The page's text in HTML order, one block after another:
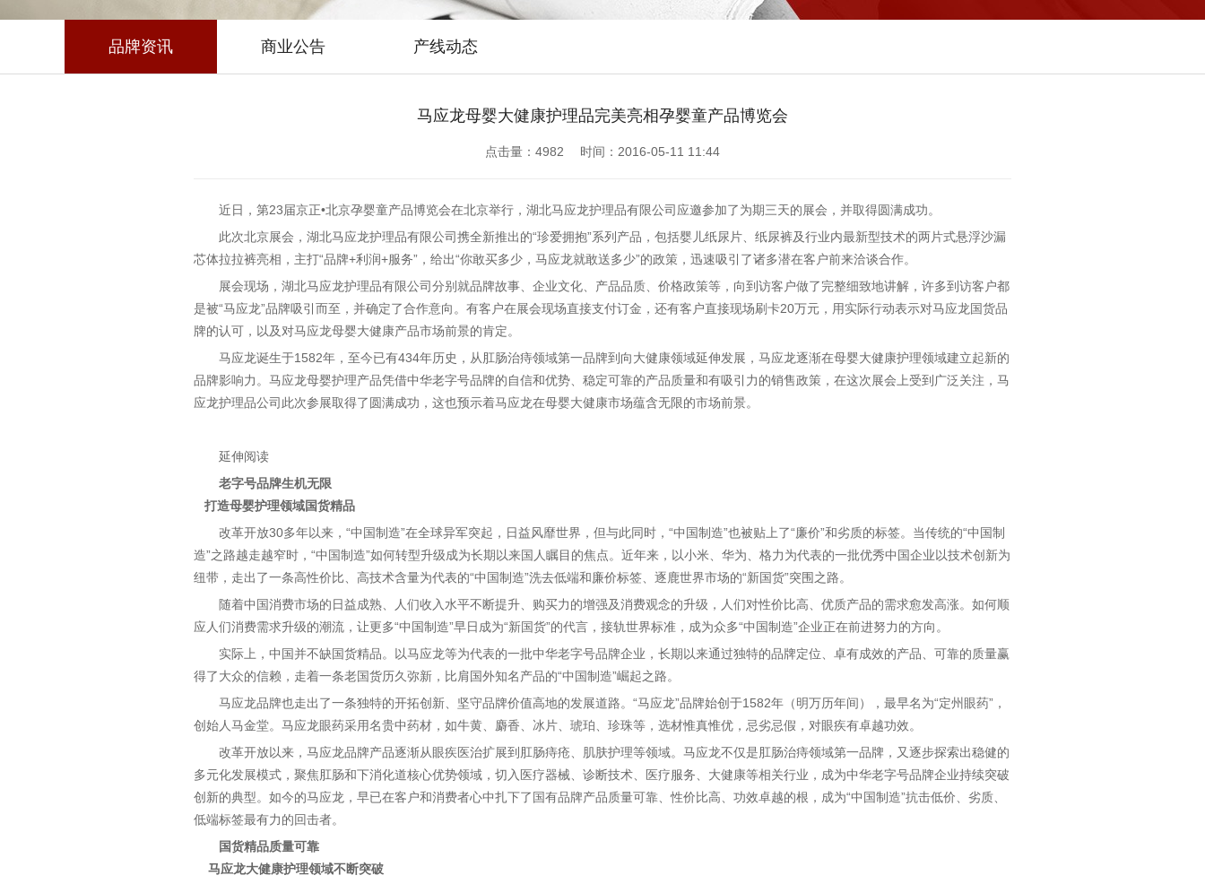
品牌资讯 商业公告 产线动态
马应龙母婴大健康护理品完美亮相孕婴童产品博览会
点击量： 4982 时间：2016-05-11 11:44
近日，第23届京正•北京孕婴童产品博览会在北京举行，湖北马应龙护理品有限公司应邀参加了为期三天的展会，并取得圆满成功。
此次北京展会，湖北马应龙护理品有限公司携全新推出的“珍爱拥抱”系列产品，包括婴儿纸尿片、纸尿裤及行业内最新型技术的两片式悬浮沙漏
芯体拉拉裤亮相，主打“品牌+利润+服务”，给出“你敢买多少，马应龙就敢送多少”的政策，迅速吸引了诸多潜在客户前来洽谈合作。
展会现场，湖北马应龙护理品有限公司分别就品牌故事、企业文化、产品品质、价格政策等，向到访客户做了完整细致地讲解，许多到访客户都
是被“马应龙”品牌吸引而至，并确定了合作意向。有客户在展会现场直接支付订金，还有客户直接现场刷卡20万元，用实际行动表示对马应龙国货品
牌的认可，以及对马应龙母婴大健康产品市场前景的肯定。
马应龙诞生于1582年，至今已有434年历史，从肛肠治痔领域第一品牌到向大健康领域延伸发展，马应龙逐渐在母婴大健康护理领域建立起新的
品牌影响力。马应龙母婴护理产品凭借中华老字号品牌的自信和优势、稳定可靠的产品质量和有吸引力的销售政策，在这次展会上受到广泛关注，马
应龙护理品公司此次参展取得了圆满成功，这也预示着马应龙在母婴大健康市场蕴含无限的市场前景。
延伸阅读
老字号品牌生机无限
打造母婴护理领域国货精品
改革开放30多年以来，“中国制造”在全球异军突起，日益风靡世界，但与此同时，“中国制造”也被贴上了“廉价”和劣质的标签。当传统的“中国制
造”之路越走越窄时，“中国制造”如何转型升级成为长期以来国人瞩目的焦点。近年来，以小米、华为、格力为代表的一批优秀中国企业以技术创新为
纽带，走出了一条高性价比、高技术含量为代表的“中国制造”洗去低端和廉价标签、逐鹿世界市场的“新国货”突围之路。
随着中国消费市场的日益成熟、人们收入水平不断提升、购买力的增强及消费观念的升级，人们对性价比高、优质产品的需求愈发高涨。如何顺
应人们消费需求升级的潮流，让更多“中国制造”早日成为“新国货”的代言，接轨世界标准，成为众多“中国制造”企业正在前进努力的方向。
实际上，中国并不缺国货精品。以马应龙等为代表的一批中华老字号品牌企业，长期以来通过独特的品牌定位、卓有成效的产品、可靠的质量赢
得了大众的信赖，走着一条老国货历久弥新，比肩国外知名产品的“中国制造”崛起之路。
马应龙品牌也走出了一条独特的开拓创新、坚守品牌价值高地的发展道路。“马应龙”品牌始创于1582年（明万历年间），最早名为“定州眼药”，
创始人马金堂。马应龙眼药采用名贵中药材，如牛黄、麝香、冰片、琥珀、珍珠等，选材惟真惟优，忌劣忌假，对眼疾有卓越功效。
改革开放以来，马应龙品牌产品逐渐从眼疾医治扩展到肛肠痔疮、肌肤护理等领域。马应龙不仅是肛肠治痔领域第一品牌，又逐步探索出稳健的
多元化发展模式，聚焦肛肠和下消化道核心优势领域，切入医疗器械、诊断技术、医疗服务、大健康等相关行业，成为中华老字号品牌企业持续突破
创新的典型。如今的马应龙，早已在客户和消费者心中扎下了国有品牌产品质量可靠、性价比高、功效卓越的根，成为“中国制造”抗击低价、劣质、
低端标签最有力的回击者。
国货精品质量可靠
马应龙大健康护理领域不断突破